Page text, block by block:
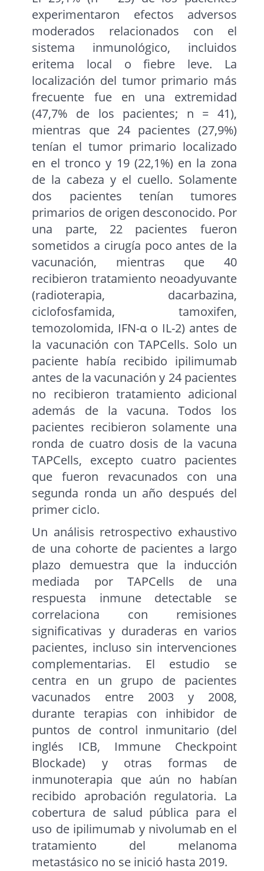
experimentaron efectos adversos
moderados relacionados con el
sistema inmunológico, incluidos
eritema local o fiebre leve. La
localización del tumor primario más
frecuente fue en una extremidad
(47,7% de los pacientes; n = 41),
mientras que 24 pacientes (27,9%)
tenían el tumor primario localizado
en el tronco y 19 (22,1%) en la zona
de la cabeza y el cuello. Solamente
dos pacientes tenían tumores
primarios de origen desconocido. Por
una parte, 22 pacientes fueron
sometidos a cirugía poco antes de la
vacunación, mientras que 40
recibieron tratamiento neoadyuvante
(radioterapia, dacarbazina,
ciclofosfamida, tamoxifen,
temozolomida, IFN-α o IL-2) antes de
la vacunación con TAPCells. Solo un
paciente había recibido ipilimumab
antes de la vacunación y 24 pacientes
no recibieron tratamiento adicional
además de la vacuna. Todos los
pacientes recibieron solamente una
ronda de cuatro dosis de la vacuna
TAPCells, excepto cuatro pacientes
que fueron revacunados con una
segunda ronda un año después del
primer ciclo.
Un análisis retrospectivo exhaustivo
de una cohorte de pacientes a largo
plazo demuestra que la inducción
mediada por TAPCells de una
respuesta inmune detectable se
correlaciona con remisiones
significativas y duraderas en varios
pacientes, incluso sin intervenciones
complementarias. El estudio se
centra en un grupo de pacientes
vacunados entre 2003 y 2008,
durante terapias con inhibidor de
puntos de control inmunitario (del
inglés ICB, Immune Checkpoint
Blockade) y otras formas de
inmunoterapia que aún no habían
recibido aprobación regulatoria. La
cobertura de salud pública para el
uso de ipilimumab y nivolumab en el
tratamiento del melanoma
metastásico no se inició hasta 2019.